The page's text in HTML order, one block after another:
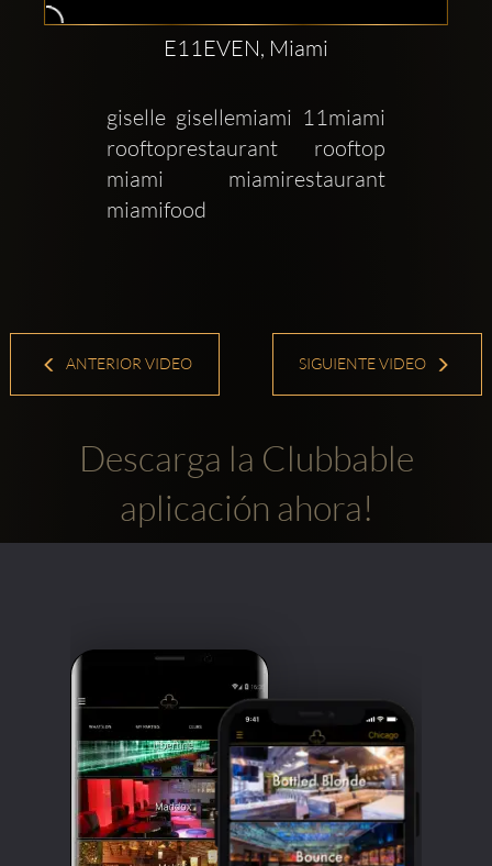
E11EVEN, Miami
giselle  gisellemiami  11miami
rooftoprestaurant  rooftop
miami  miamirestaurant
miamifood
ANTERIOR VIDEO SIGUIENTE VIDEO
Descarga la Clubbable
aplicación ahora!